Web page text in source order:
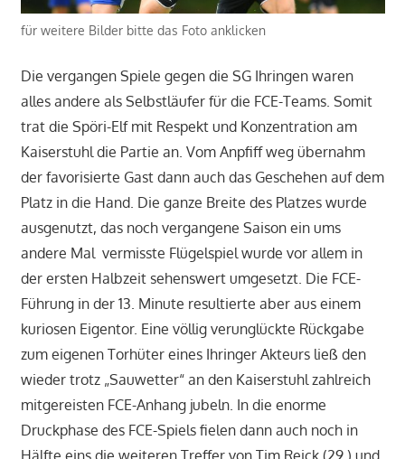
für weitere Bilder bitte das Foto anklicken
Die vergangen Spiele gegen die SG Ihringen waren
alles andere als Selbstläufer für die FCE-Teams. Somit
trat die Spöri-Elf mit Respekt und Konzentration am
Kaiserstuhl die Partie an. Vom Anpfiff weg übernahm
der favorisierte Gast dann auch das Geschehen auf dem
Platz in die Hand. Die ganze Breite des Platzes wurde
ausgenutzt, das noch vergangene Saison ein ums
andere Mal vermisste Flügelspiel wurde vor allem in
der ersten Halbzeit sehenswert umgesetzt. Die FCE-
Führung in der 13. Minute resultierte aber aus einem
kuriosen Eigentor. Eine völlig verunglückte Rückgabe
zum eigenen Torhüter eines Ihringer Akteurs ließ den
wieder trotz „Sauwetter“ an den Kaiserstuhl zahlreich
mitgereisten FCE-Anhang jubeln. In die enorme
Druckphase des FCE-Spiels fielen dann auch noch in